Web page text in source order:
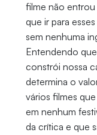
filme não entrou
que ir para
sem nenhuma
Entendendo
constrói nossa
determina o
vários filmes
em nenhum
da crítica e que